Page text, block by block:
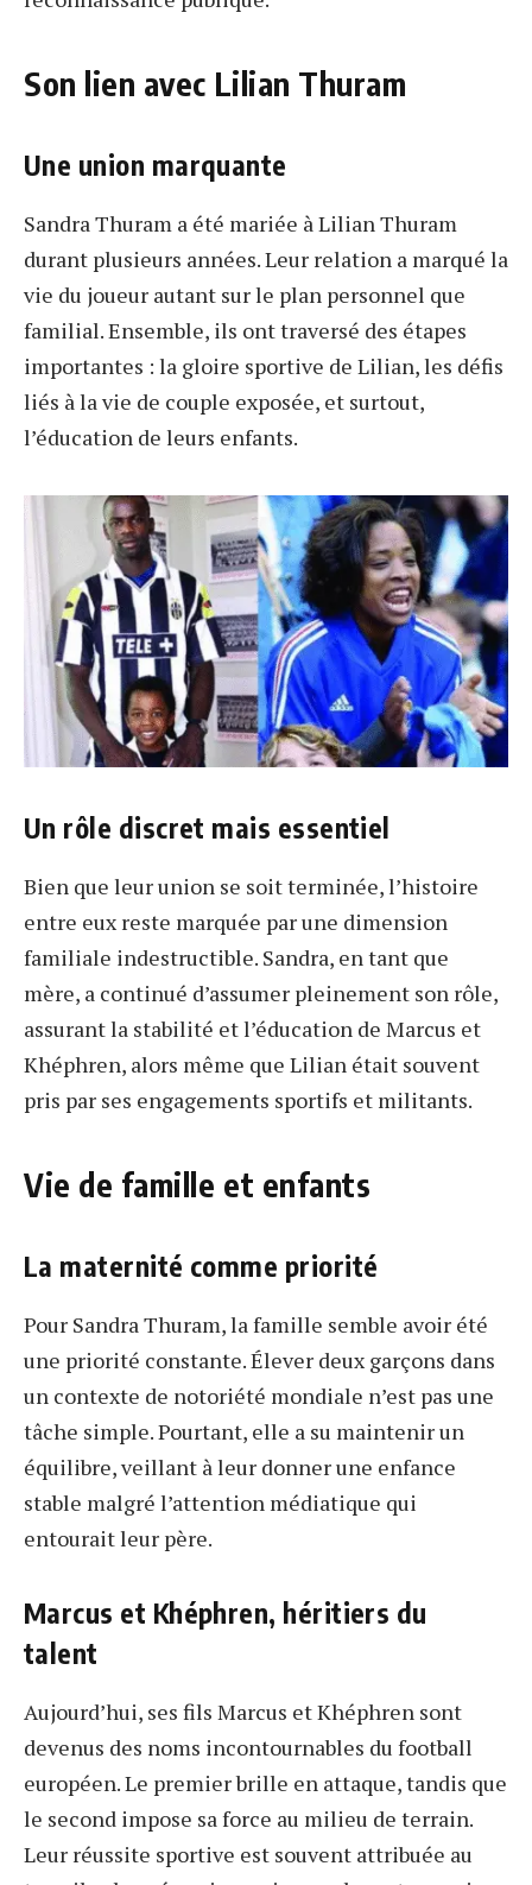
Son lien avec Lilian Thuram
Une union marquante
Sandra Thuram a été mariée à Lilian Thuram
durant plusieurs années. Leur relation a marqué la
vie du joueur autant sur le plan personnel que
familial. Ensemble, ils ont traversé des étapes
importantes : la gloire sportive de Lilian, les défis
liés à la vie de couple exposée, et surtout,
l’éducation de leurs enfants.
Un rôle discret mais essentiel
Bien que leur union se soit terminée, l’histoire
entre eux reste marquée par une dimension
familiale indestructible. Sandra, en tant que
mère, a continué d’assumer pleinement son rôle,
assurant la stabilité et l’éducation de Marcus et
Khéphren, alors même que Lilian était souvent
pris par ses engagements sportifs et militants.
Vie de famille et enfants
La maternité comme priorité
Pour Sandra Thuram, la famille semble avoir été
une priorité constante. Élever deux garçons dans
un contexte de notoriété mondiale n’est pas une
tâche simple. Pourtant, elle a su maintenir un
équilibre, veillant à leur donner une enfance
stable malgré l’attention médiatique qui
entourait leur père.
Marcus et Khéphren, héritiers du
talent
Aujourd’hui, ses fils Marcus et Khéphren sont
devenus des noms incontournables du football
européen. Le premier brille en attaque, tandis que
le second impose sa force au milieu de terrain.
Leur réussite sportive est souvent attribuée au